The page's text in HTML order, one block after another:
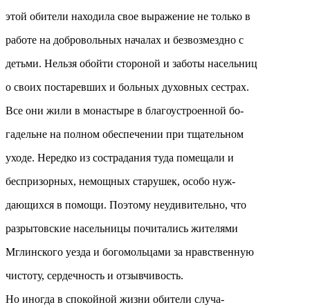
этой обители находила свое выражение не только в
работе на добровольных началах и безвозмездно с
детьми. Нельзя обойти стороной и заботы насельниц
о своих постаревших и больных духовных сестрах.
Все они жили в монастыре в благоустроенной бо-
гадельне на полном обеспечении при тщательном
уходе. Нередко из сострадания туда помещали и
беспризорных, немощных старушек, особо нуж-
дающихся в помощи. Поэтому неудивительно, что
разрытовские насельницы почитались жителями
Мглинского уезда и богомольцами за нравственную
чистоту, сердечность и отзывчивость.
Но иногда в спокойной жизни обители случа-